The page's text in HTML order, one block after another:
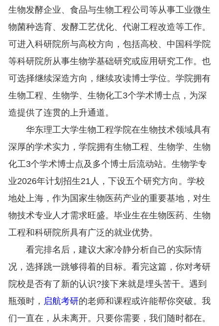
生物发酵企业、食品与生物工程公司等从事工业微生
物菌种选育、发酵工艺优化、代谢工程改造等工作。
可进入科研院所与高校方向，包括高校、中国科学院
等科研院所从事生物学基础研究或应用研究工作。也
可选择继续深造方向，继续攻读博士学位。学院拥有
生物工程、生物学、生物化工3个学术博士点，为深
造提供了连贯的上升通道。
华东理工大学生物工程学院在生物技术领域具有
深厚的学术实力，学院拥有生物工程、生物学、生物
化工3个学术博士点及多个博士后流动站。生物学专
业2026年计划招生21人，下设五个研究方向。学校
地处上海，作为国家生物医药产业的重要基地，对生
物技术专业人才需求旺盛。毕业生在生物医药、生物
工程和科研院所具有广泛的就业优势。
看完排名后，建议大家冷静分析自己的实际情
况，选择跳一跳够得着的目标。看完这篇，你对考研
院校是否有了新的认识?接下来就是埋头苦干。遇到
瓶颈时， 启航考研的老师和课程或许能帮你突破。我
们一直在，从未离开。只要你需要，我们随时都在。